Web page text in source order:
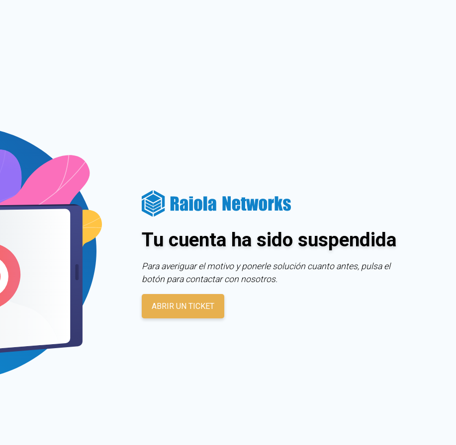
Tu cuenta ha sido suspendida
Para averiguar el motivo y ponerle solución cuanto antes, pulsa el
botón para contactar con nosotros.
ABRIR UN TICKET